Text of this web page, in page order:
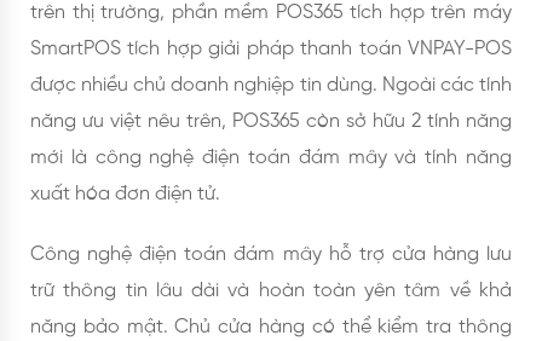
trên thị trường, phần mềm POS365 tích hợp trên máy
SmartPOS tích hợp giải pháp thanh toán VNPAY-POS
được nhiều chủ doanh nghiệp tin dùng. Ngoài các tính
năng ưu việt nêu trên, POS365 còn sở hữu 2 tính năng
mới là công nghệ điện toán đám mây và tính năng
xuất hóa đơn điện tử.
Công nghệ điện toán đám mây hỗ trợ cửa hàng lưu
trữ thông tin lâu dài và hoàn toàn yên tâm về khả
năng bảo mật. Chủ cửa hàng có thể kiểm tra thông